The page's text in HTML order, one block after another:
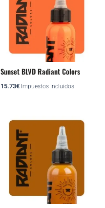
Sunset BLVD Radiant Colors
15.73€ Impuestos incluidos